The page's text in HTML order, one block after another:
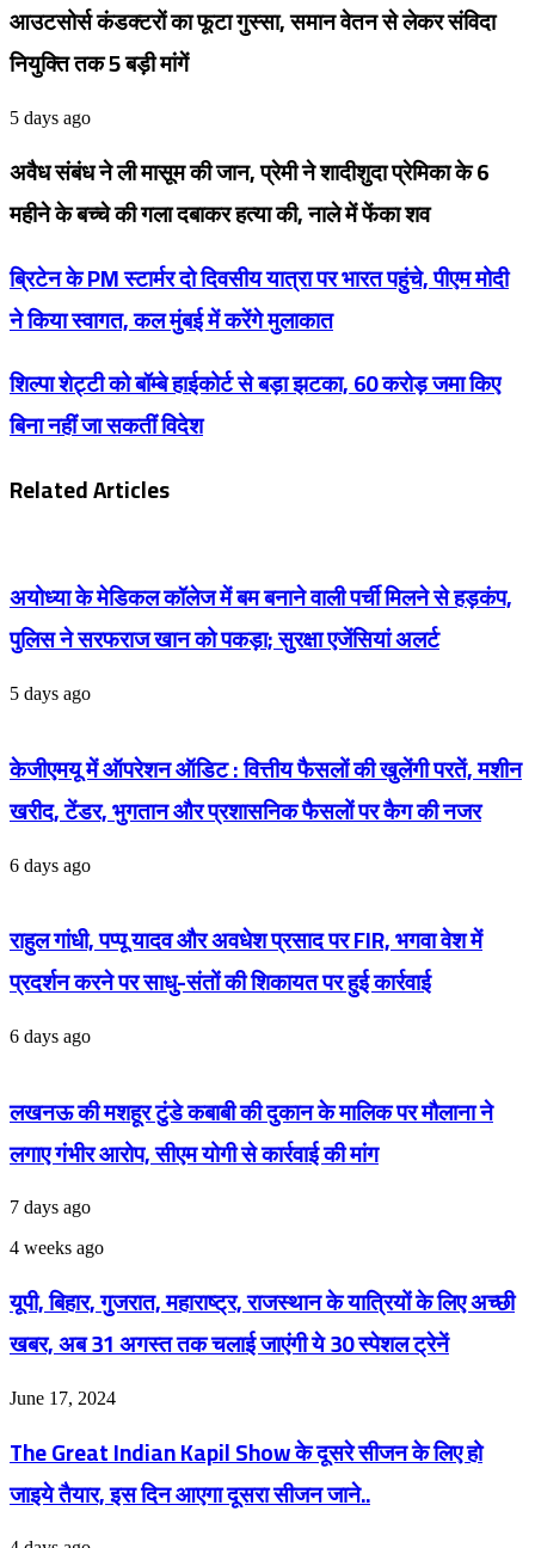
आउटसोर्स कंडक्टरों का फूटा गुस्सा, समान वेतन से लेकर संविदा
नियुक्ति तक 5 बड़ी मांगें
5 days ago
अवैध संबंध ने ली मासूम की जान, प्रेमी ने शादीशुदा प्रेमिका के 6
महीने के बच्चे की गला दबाकर हत्या की, नाले में फेंका शव
ब्रिटेन
के
PM
स्टार्मर
दिवसीय
यात्रा
पर
भारत
पीएम
मोदी
कल
मुंबई
में
करेंगे
ब्रिटेन के PM स्टार्मर दो दिवसीय यात्रा पर भारत पहुंचे, पीएम मोदी
ने किया स्वागत, कल मुंबई में करेंगे मुलाकात
शिल्पा
शेट्टी
को
बॉम्बे
से
बड़ा
जमा
किए
बिना
नहीं
सकतीं
शिल्पा शेट्टी को बॉम्बे हाईकोर्ट से बड़ा झटका, 60 करोड़ जमा किए
बिना नहीं जा सकतीं विदेश
Related Articles
अयोध्या के मेडिकल कॉलेज में बम बनाने वाली पर्ची मिलने से हड़कंप,
पुलिस ने सरफराज खान को पकड़ा; सुरक्षा एजेंसियां अलर्ट
5 days ago
केजीएमयू में ऑपरेशन ऑडिट : वित्तीय फैसलों की खुलेंगी परतें, मशीन
खरीद, टेंडर, भुगतान और प्रशासनिक फैसलों पर कैग की नजर
6 days ago
राहुल गांधी, पप्पू यादव और अवधेश प्रसाद पर FIR, भगवा वेश में
प्रदर्शन करने पर साधु-संतों की शिकायत पर हुई कार्रवाई
6 days ago
लखनऊ की मशहूर टुंडे कबाबी की दुकान के मालिक पर मौलाना ने
लगाए गंभीर आरोप, सीएम योगी से कार्रवाई की मांग
7 days ago
यूपी,
गुजरात,
महाराष्ट्र,
राजस्थान
के
के
अच्छी
खबर,
अब
31
4 weeks ago
यूपी, बिहार, गुजरात, महाराष्ट्र, राजस्थान के यात्रियों के लिए अच्छी
खबर, अब 31 अगस्त तक चलाई जाएंगी ये 30 स्पेशल ट्रेनें
The
Indian
Kapil
Show
के
June 17, 2024
The Great Indian Kapil Show के दूसरे सीजन के लिए हो
जाइये तैयार, इस दिन आएगा दूसरा सीजन जाने..